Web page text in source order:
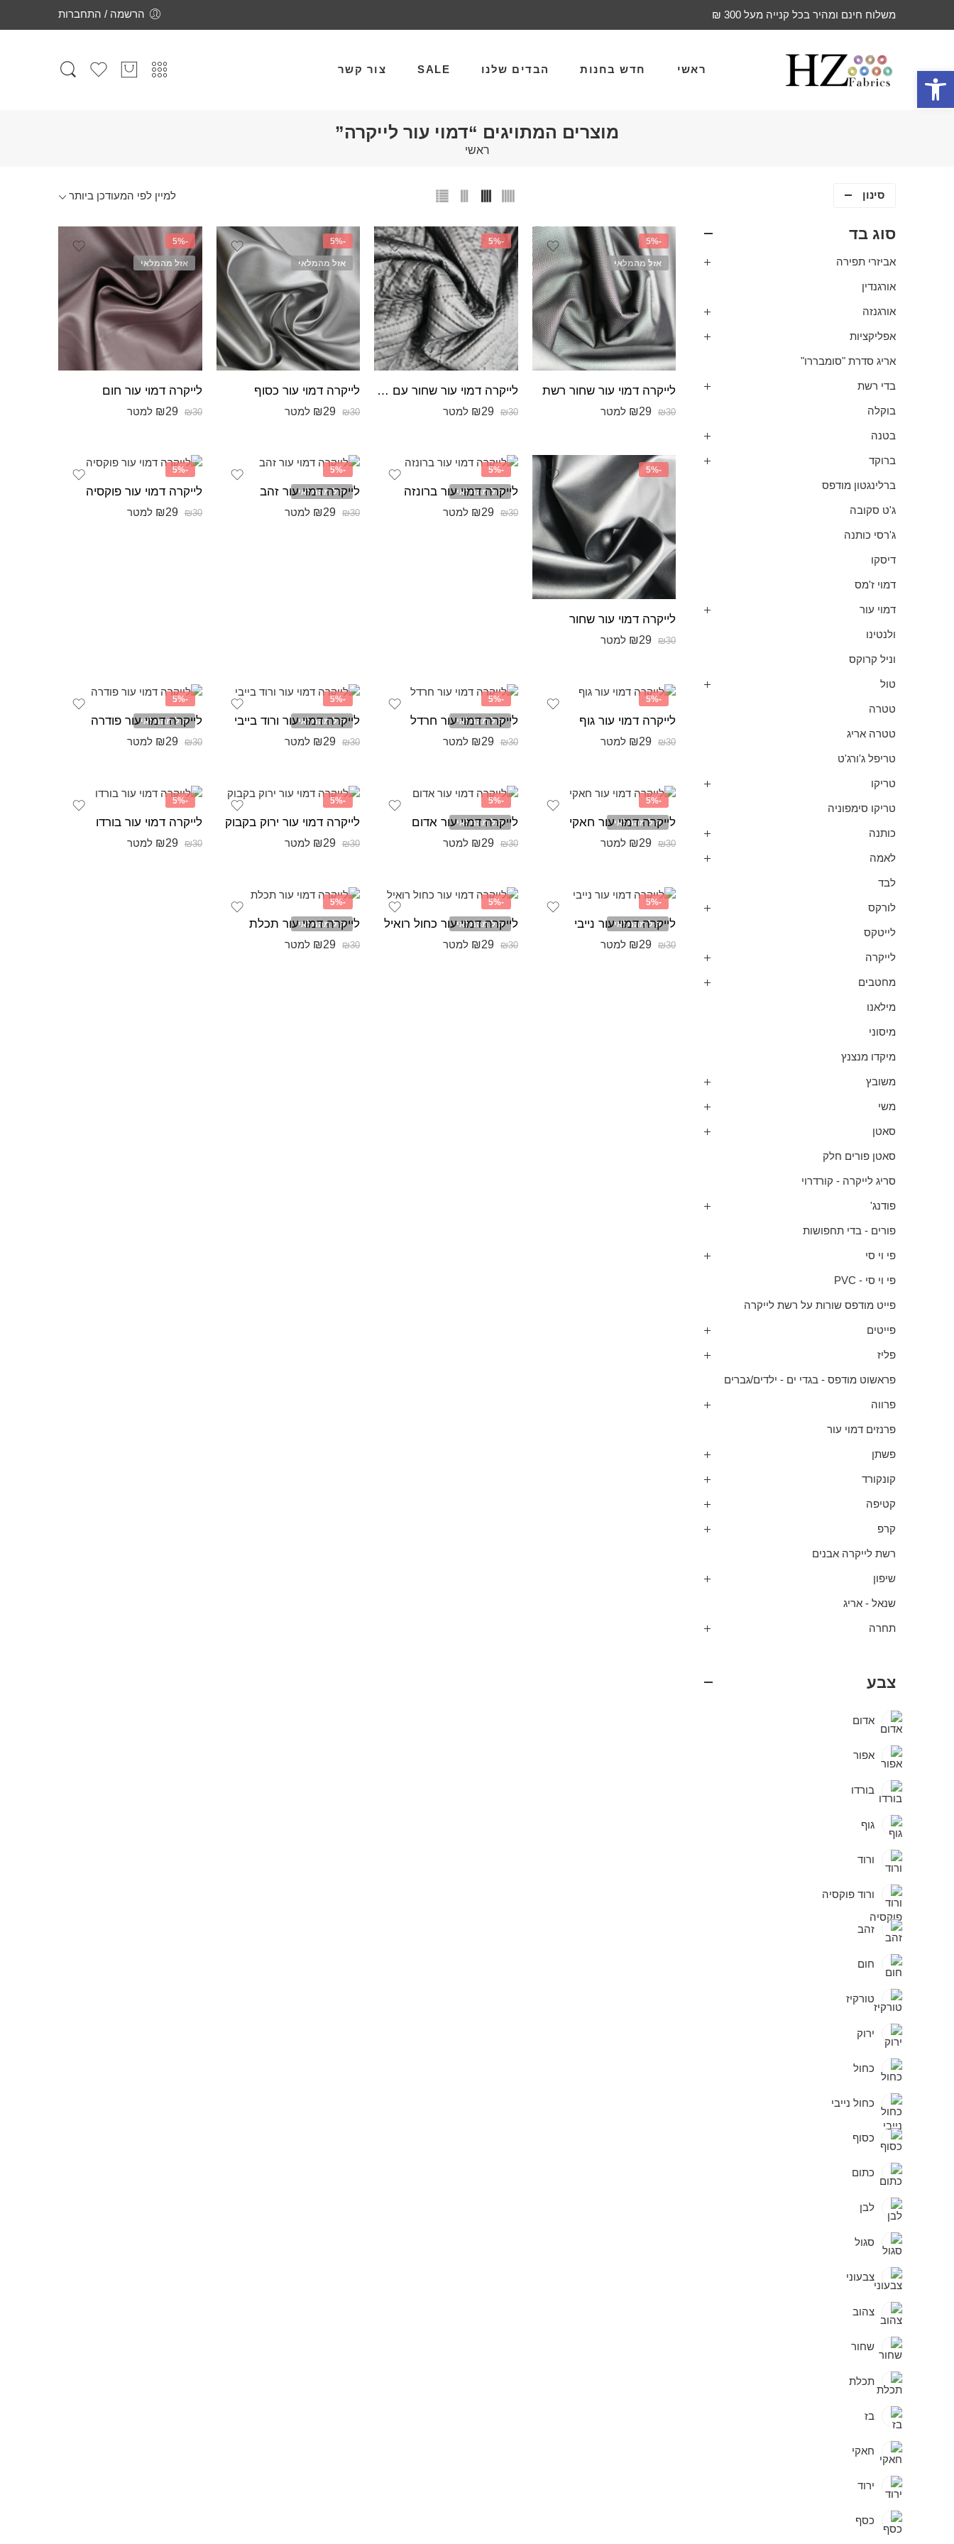
פתח סרגל נגישות
משלוח חינם ומהיר בכל קנייה מעל 300 ₪ הרשמה / התחברות
ראשי חדש בחנות הבדים שלנו SALE צור קשר
מוצרים המתויגים “דמוי עור לייקרה”
ראשי
סינון
-5%
אזל מהמלאי
לייקרה דמוי עור שחור רשת
₪30
₪29 למטר
-5%
לייקרה דמוי עור שחור עם פסים
₪30
₪29 למטר
-5%
אזל מהמלאי
לייקרה דמוי עור כסוף
₪30
₪29 למטר
-5%
אזל מהמלאי
לייקרה דמוי עור חום
₪30
₪29 למטר
-5%
לייקרה דמוי עור שחור
₪30
₪29 למטר
-5%
אזל מהמלאי
לייקרה דמוי עור ברונזה
₪30
₪29 למטר
-5%
אזל מהמלאי
לייקרה דמוי עור זהב
₪30
₪29 למטר
-5%
לייקרה דמוי עור פוקסיה
₪30
₪29 למטר
-5%
לייקרה דמוי עור גוף
₪30
₪29 למטר
-5%
אזל מהמלאי
לייקרה דמוי עור חרדל
₪30
₪29 למטר
-5%
אזל מהמלאי
לייקרה דמוי עור ורוד בייבי
₪30
₪29 למטר
-5%
אזל מהמלאי
לייקרה דמוי עור פודרה
₪30
₪29 למטר
-5%
אזל מהמלאי
לייקרה דמוי עור חאקי
₪30
₪29 למטר
-5%
אזל מהמלאי
לייקרה דמוי עור אדום
₪30
₪29 למטר
-5%
לייקרה דמוי עור ירוק בקבוק
₪30
₪29 למטר
-5%
לייקרה דמוי עור בורדו
₪30
₪29 למטר
-5%
אזל מהמלאי
לייקרה דמוי עור נייבי
₪30
₪29 למטר
-5%
אזל מהמלאי
לייקרה דמוי עור כחול רואיל
₪30
₪29 למטר
-5%
אזל מהמלאי
לייקרה דמוי עור תכלת
₪30
₪29 למטר
סוג בד
אביזרי תפירה
אורגנדין
אורגנזה
אפליקציות
אריג סדרת "סומבררו"
בדי רשת
בוקלה
בטנה
ברוקד
ברלינגטון מודפס
ג'ט סקובה
ג'רסי כותנה
דיסקו
דמוי ז'מס
דמוי עור
ולנטינו
וניל קרוקס
טול
טטרה
טטרה אריג
טריפל ג'ורג'ט
טריקו
טריקו סימפוניה
כותנה
לאמה
לבד
לורקס
לייטקס
לייקרה
מחטבים
מילאנו
מיסוני
מיקדו מנצנץ
משובץ
משי
סאטן
סאטן פורים חלק
סריג לייקרה - קורדרוי
פודנג'
פורים - בדי תחפושות
פי וי סי
פי וי סי - PVC
פייט מודפס שורות על רשת לייקרה
פייטים
פליז
פראשוט מודפס - בגדי ים - ילדים/גברים
פרווה
פרנזים דמוי עור
פשתן
קונקורד
קטיפה
קרפ
רשת לייקרה אבנים
שיפון
שנאל - אריג
תחרה
צבע
אדום
אפור
בורדו
גוף
ורוד
ורוד פוקסיה
זהב
חום
טורקיז
ירוק
כחול
כחול נייבי
כסוף
כתום
לבן
סגול
צבעוני
צהוב
שחור
תכלת
בז
חאקי
ירוד
כסף